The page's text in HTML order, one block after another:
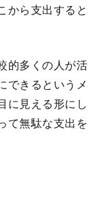
から支出すると
的多くの人が活
できるというメ
に見える形にし
て無駄な支出を